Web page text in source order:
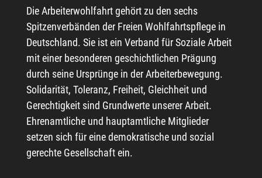
Die Arbeiterwohlfahrt gehört zu den sechs
Spitzenverbänden der Freien Wohlfahrtspflege in
Deutschland. Sie ist ein Verband für Soziale Arbeit
mit einer besonderen geschichtlichen Prägung
durch seine Ursprünge in der Arbeiterbewegung.
Solidarität, Toleranz, Freiheit, Gleichheit und
Gerechtigkeit sind Grundwerte unserer Arbeit.
Ehrenamtliche und hauptamtliche Mitglieder
setzen sich für eine demokratische und sozial
gerechte Gesellschaft ein.